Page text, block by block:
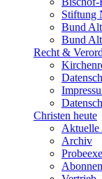
Stiftung
Bund
Bund
Recht &
Christen heute
Aktuelle
Archiv